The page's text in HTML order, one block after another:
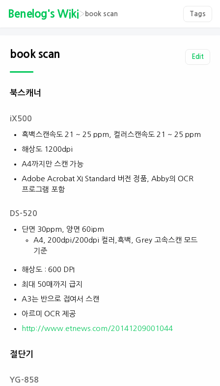
Benelog's Wiki› book scan Tags
book scan Edit
북스캐너
iX500
흑백스캔속도 21 ~ 25 ppm, 컬러스캔속도 21 ~ 25 ppm
해상도 1200dpi
A4까지만 스캔 가능
Adobe Acrobat XI Standard 버전 정품, Abby의 OCR
프로그램 포함
DS-520
단면 30ppm, 양면 60ipm
A4, 200dpi/200dpi 컬러,흑백, Grey 고속스캔 모드
기준
해상도 : 600 DPI
최대 50매까지 급지
A3는 반으로 접여서 스캔
아르미 OCR 제공
http://www.etnews.com/20141209001044
절단기
YG-858